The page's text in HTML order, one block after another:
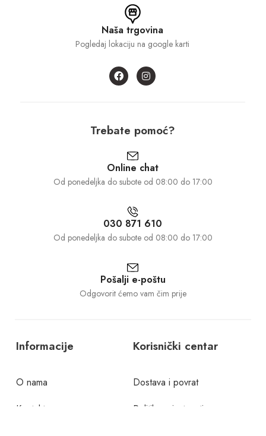
Naša trgovina
Pogledaj lokaciju na google karti
Trebate pomoć?
Online chat
Od ponedeljka do subote od 08:00 do 17:00
030 871 610
Od ponedeljka do subote od 08:00 do 17:00
Pošalji e-poštu
Odgovorit ćemo vam čim prije
Informacije
O nama
Kontakt
Korisnički centar
Dostava i povrat
Politika privatnosti